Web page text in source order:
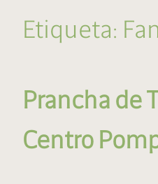
Etiqueta:
Prancha de
Centro